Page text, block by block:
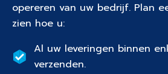
opereren van uw bedrijf. Plan
zien hoe u:
Al uw leveringen binnen
verzenden.